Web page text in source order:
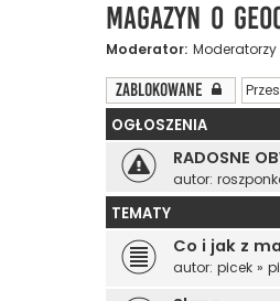
Magazyn o
Moderator: Moderatorzy
Zablokowane
OGŁOSZENIA
RADOSNE
autor:
TEMATY
Co i jak z
autor: picek »